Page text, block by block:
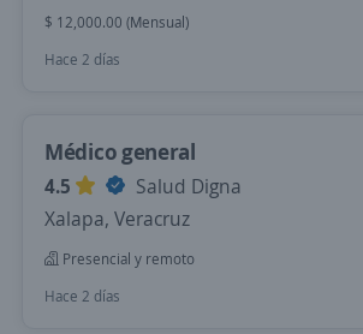
$ 12,000.00 (Mensual)
Hace 2 días
Médico general
4.5
Salud Digna
Xalapa, Veracruz
Presencial y remoto
Hace 2 días